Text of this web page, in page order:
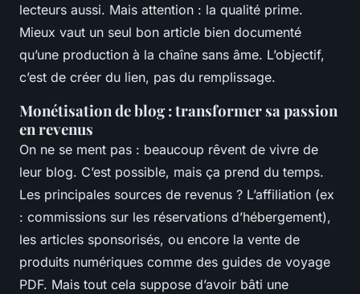
lecteurs aussi. Mais attention : la qualité prime.
Mieux vaut un seul bon article bien documenté
qu’une production à la chaîne sans âme. L’objectif,
c’est de créer du lien, pas du remplissage.
Monétisation de blog : transformer sa passion
en revenus
On ne se ment pas : beaucoup rêvent de vivre de
leur blog. C’est possible, mais ça prend du temps.
Les principales sources de revenus ? L’affiliation (ex
: commissions sur les réservations d’hébergement),
les articles sponsorisés, ou encore la vente de
produits numériques comme des guides de voyage
PDF. Mais tout cela suppose d’avoir bâti une